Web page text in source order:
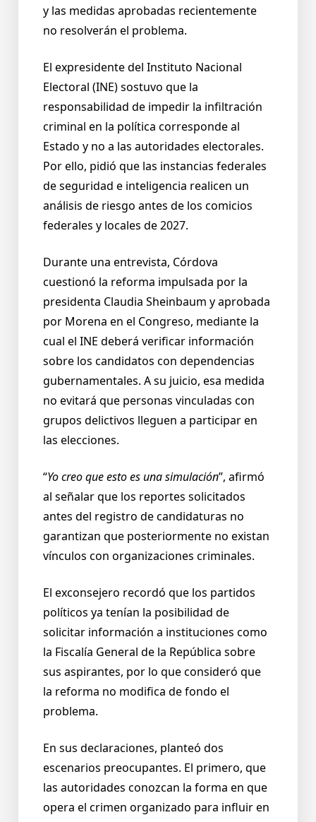
y las medidas aprobadas recientemente
no resolverán el problema.
El expresidente del Instituto Nacional
Electoral (INE) sostuvo que la
responsabilidad de impedir la infiltración
criminal en la política corresponde al
Estado y no a las autoridades electorales.
Por ello, pidió que las instancias federales
de seguridad e inteligencia realicen un
análisis de riesgo antes de los comicios
federales y locales de 2027.
Durante una entrevista, Córdova
cuestionó la reforma impulsada por la
presidenta Claudia Sheinbaum y aprobada
por Morena en el Congreso, mediante la
cual el INE deberá verificar información
sobre los candidatos con dependencias
gubernamentales. A su juicio, esa medida
no evitará que personas vinculadas con
grupos delictivos lleguen a participar en
las elecciones.
“Yo creo que esto es una simulación”, afirmó
al señalar que los reportes solicitados
antes del registro de candidaturas no
garantizan que posteriormente no existan
vínculos con organizaciones criminales.
El exconsejero recordó que los partidos
políticos ya tenían la posibilidad de
solicitar información a instituciones como
la Fiscalía General de la República sobre
sus aspirantes, por lo que consideró que
la reforma no modifica de fondo el
problema.
En sus declaraciones, planteó dos
escenarios preocupantes. El primero, que
las autoridades conozcan la forma en que
opera el crimen organizado para influir en